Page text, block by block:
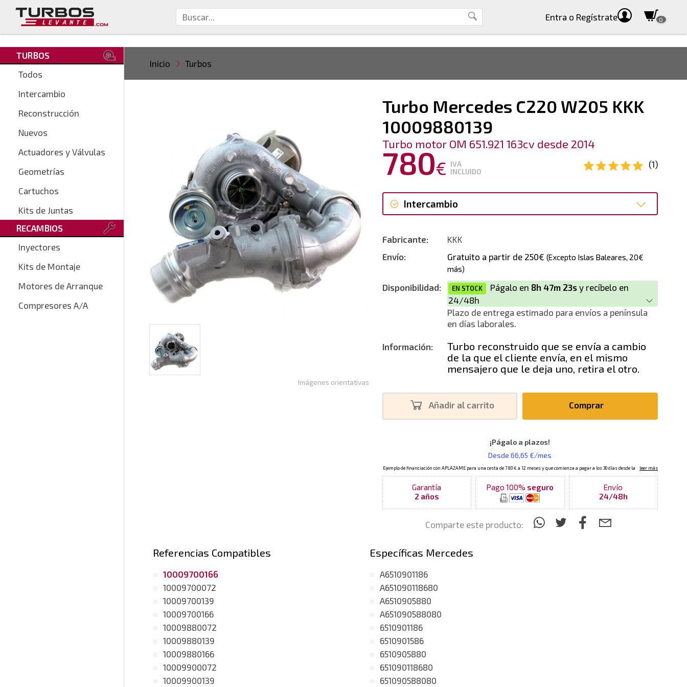
Entra o Regístrate 0
TURBOS
Todos
Intercambio
Reconstrucción
Nuevos
Actuadores y Válvulas
Geometrías
Cartuchos
Kits de Juntas
RECAMBIOS
Inyectores
Kits de Montaje
Motores de Arranque
Compresores A/A
Inicio Turbos
Turbo Mercedes C220 W205 KKK
10009880139
Turbo motor OM 651.921 163cv desde 2014
780€ IVA
INCLUIDO
(1)
Intercambio
Reconstrucción
Fabricante:
KKK
Envío:
Gratuito a partir de 250€ (Excepto Islas Baleares, 20€
más)
Disponibilidad: EN STOCK Págalo en 8h 47m 23s y recíbelo en
24/48h
Plazo de entrega estimado para envíos a península
en días laborales.
Información:
Turbo reconstruido que se envía a cambio
de la que el cliente envía, en el mismo
mensajero que le deja uno, retira el otro.
Añadir al carrito Comprar
Garantía
2 años
Pago 100% seguro
Envío
24/48h
Comparte este producto:
Imágenes orientativas
Referencias Compatibles
10009700166
10009700072
10009700139
10009700166
10009880072
10009880139
10009880166
10009900072
10009900139
Específicas Mercedes
A6510901186
A651090118680
A6510905880
A651090588080
6510901186
6510901586
6510905880
651090118680
651090588080